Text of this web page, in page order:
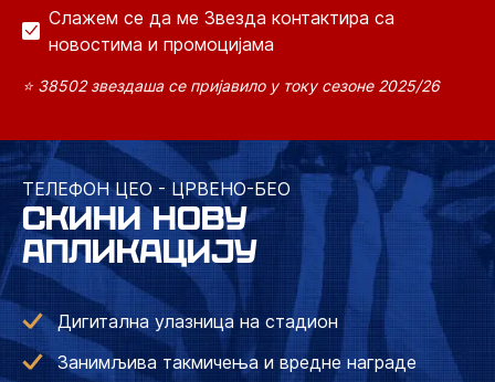
Слажем се да ме Звезда контактира са
новостима и промоцијама
⭐ 38502 звездаша се пријавило у току сезоне 2025/26
ТЕЛЕФОН ЦЕО - ЦРВЕНО-БЕО
СКИНИ НОВУ
АПЛИКАЦИЈУ
Дигитална улазница на стадион
Занимљива такмичења и вредне награде